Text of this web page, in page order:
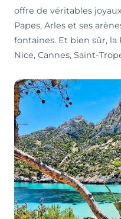
offre de véritables
Papes, Arles et ses
fontaines. Et bien sûr, la
Nice, Cannes, Saint-